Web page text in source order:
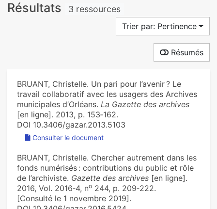
Résultats 3 ressources
Trier par: Pertinence
Résumés
BRUANT, Christelle. Un pari pour l’avenir ? Le
travail collaboratif avec les usagers des Archives
municipales d’Orléans. La Gazette des archives
[en ligne]. 2013, p. 153‑162.
DOI 10.3406/gazar.2013.5103
Consulter le document
BRUANT, Christelle. Chercher autrement dans les
fonds numérisés : contributions du public et rôle
de l’archiviste. Gazette des archives [en ligne].
2016, Vol. 2016‑4, no 244, p. 209‑222.
[Consulté le 1 novembre 2019].